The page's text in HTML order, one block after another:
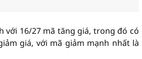
với 16/27 mã tăng giá, trong đó có
giá, với mã giảm mạnh nhất là